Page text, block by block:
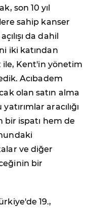
son 10 yıl
sahip kanser
da dahil
iki katından
ile, Kent'in yönetim
Acıbadem
olan satın alma
aracılığı
ispatı hem de
ve diğer
bir
19.,